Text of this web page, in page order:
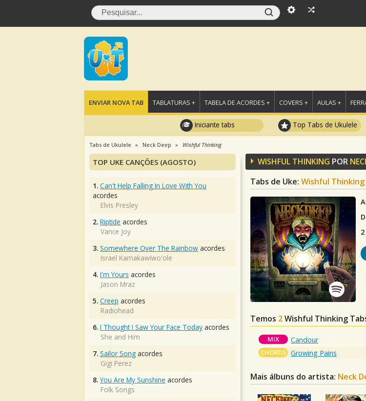
ENVIAR NOVA TAB TABLATURAS + TABELA DE ACORDES + COVERS + AULAS +
Iniciante tabs Top Tabs de Ukulele
Tabs de Ukulele Neck Deep Wishful Thinking
WISHFUL THINKING POR
Tabs de Uke: Wishful Thinking
2
Temos 2Wishful Thinking
MIX Candour
CHORDS Growing Pains
Mais álbuns do artista: Neck
TOP UKE CANÇÕES (AGOSTO)
1. Can't Help Falling In Love With You
acordes
Elvis Presley
2. Riptide acordes
Vance Joy
3. Somewhere Over The Rainbow acordes
Israel Kamakawiwo'ole
4. I'm Yours acordes
Jason Mraz
5. Creep acordes
Radiohead
6. I Thought I Saw Your Face Today acordes
She and Him
7. Sailor Song acordes
Gigi Perez
8. You Are My Sunshine acordes
Folk Songs